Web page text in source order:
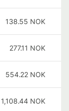
138.55 NOK
277.11 NOK
554.22 NOK
1,108.44 NOK